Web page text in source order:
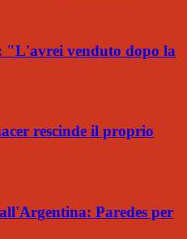
"L'avrei venduto dopo la
rescinde il proprio
Paredes per